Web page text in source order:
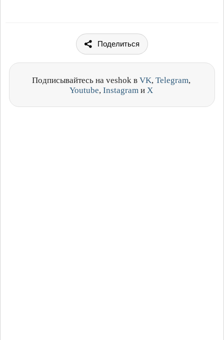
Поделиться
Подписывайтесь на veshok в VK, Telegram,
Youtube, Instagram и X